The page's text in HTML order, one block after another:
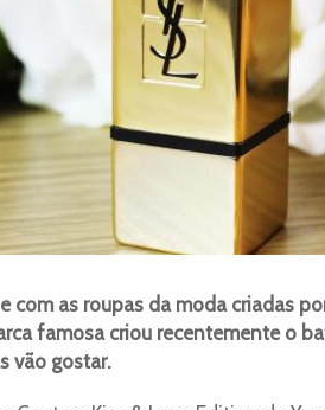
com as roupas da moda criadas
famosa criou recentemente o
vão gostar.